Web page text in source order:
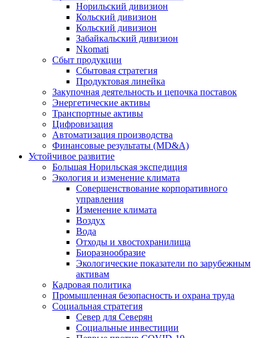
Норильский дивизион
Кольский дивизион
Кольский дивизион
Забайкальский дивизион
Nkomati
Сбыт продукции
Сбытовая стратегия
Продуктовая линейка
Закупочная деятельность и цепочка поставок
Энергетические активы
Транспортные активы
Цифровизация
Автоматизация производства
Финансовые результаты (MD&A)
Устойчивое развитие
Большая Норильская экспедиция
Экология и изменение климата
Совершенствование корпоративного
управления
Изменение климата
Воздух
Вода
Отходы и хвостохранилища
Биоразнообразие
Экологические показатели по зарубежным
активам
Кадровая политика
Промышленная безопасность и охрана труда
Социальная стратегия
Север для Северян
Социальные инвестиции